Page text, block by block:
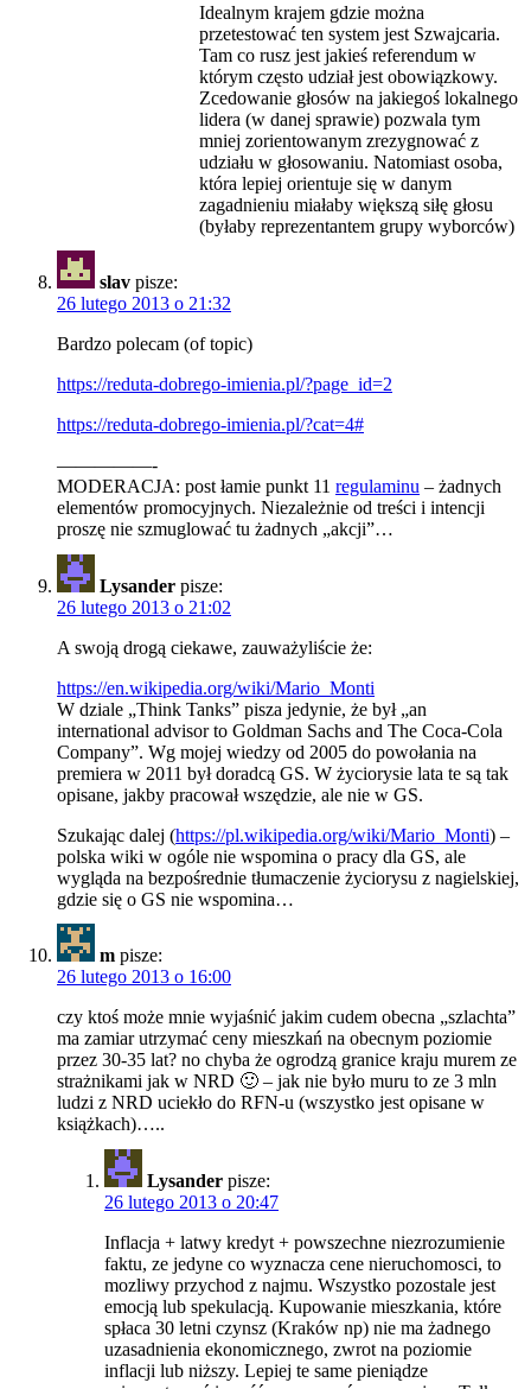
Idealnym krajem gdzie można
przetestować ten system jest Szwajcaria.
Tam co rusz jest jakieś referendum w
którym często udział jest obowiązkowy.
Zcedowanie głosów na jakiegoś lokalnego
lidera (w danej sprawie) pozwala tym
mniej zorientowanym zrezygnować z
udziału w głosowaniu. Natomiast osoba,
która lepiej orientuje się w danym
zagadnieniu miałaby większą siłę głosu
(byłaby reprezentantem grupy wyborców)
slav pisze:
26 lutego 2013 o 21:32
Bardzo polecam (of topic)
https://reduta-dobrego-imienia.pl/?page_id=2
https://reduta-dobrego-imienia.pl/?cat=4#
—————-
MODERACJA: post łamie punkt 11 regulaminu – żadnych
elementów promocyjnych. Niezależnie od treści i intencji
proszę nie szmuglować tu żadnych „akcji”…
Lysander pisze:
26 lutego 2013 o 21:02
A swoją drogą ciekawe, zauważyliście że:
https://en.wikipedia.org/wiki/Mario_Monti
W dziale „Think Tanks” pisza jedynie, że był „an
international advisor to Goldman Sachs and The Coca-Cola
Company”. Wg mojej wiedzy od 2005 do powołania na
premiera w 2011 był doradcą GS. W życiorysie lata te są tak
opisane, jakby pracował wszędzie, ale nie w GS.
Szukając dalej (https://pl.wikipedia.org/wiki/Mario_Monti) –
polska wiki w ogóle nie wspomina o pracy dla GS, ale
wygląda na bezpośrednie tłumaczenie życiorysu z nagielskiej,
gdzie się o GS nie wspomina…
m pisze:
26 lutego 2013 o 16:00
czy ktoś może mnie wyjaśnić jakim cudem obecna „szlachta”
ma zamiar utrzymać ceny mieszkań na obecnym poziomie
przez 30-35 lat? no chyba że ogrodzą granice kraju murem ze
strażnikami jak w NRD 🙂 – jak nie było muru to ze 3 mln
ludzi z NRD uciekło do RFN-u (wszystko jest opisane w
książkach)…..
Lysander pisze:
26 lutego 2013 o 20:47
Inflacja + latwy kredyt + powszechne niezrozumienie
faktu, ze jedyne co wyznacza cene nieruchomosci, to
mozliwy przychod z najmu. Wszystko pozostale jest
emocją lub spekulacją. Kupowanie mieszkania, które
spłaca 30 letni czynsz (Kraków np) nie ma żadnego
uzasadnienia ekonomicznego, zwrot na poziomie
inflacji lub niższy. Lepiej te same pieniądze